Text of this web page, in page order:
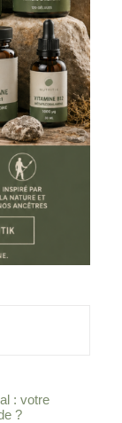
: votre
?